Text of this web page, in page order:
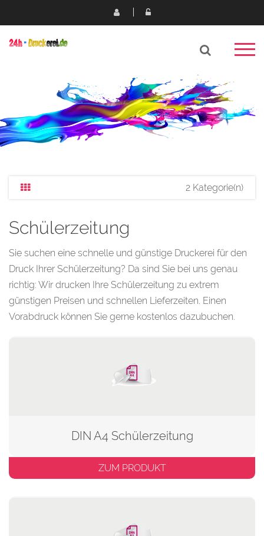
2 Kategorie(n)
Schülerzeitung
Sie suchen eine schnelle und günstige Druckerei für den
Druck Ihrer Schülerzeitung? Da sind Sie bei uns genau
richtig: Wir drucken Ihre Schülerzeitung zu extrem
günstigen Preisen und schnellen Lieferzeiten. Einen
Vorabdruck können Sie gerne kostenlos dazubuchen.
DIN A4 Schülerzeitung
ZUM PRODUKT